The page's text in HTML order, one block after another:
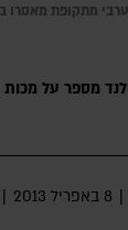
מתקופת מאסרו
מספר על
| 8 באפריל 2013 |